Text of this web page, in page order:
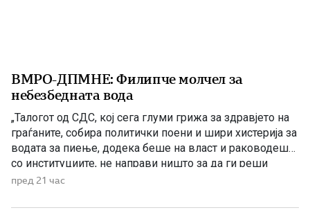
ВМРО-ДПМНЕ: Филипче молчел за
небезбедната вода
„Талогот од СДС, кој сега глуми грижа за здравјето на
граѓаните, собира политички поени и шири хистерија за
водата за пиење, додека беше на власт и раководеше
со институциите, не направи ништо за да ги реши
проблемите. Проблеми со квалитетот на водата за
министер за здравство, […]
пред 21 час